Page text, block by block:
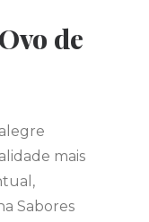
de
mais
Sabores